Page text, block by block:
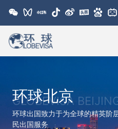
环球北京
GLOBEVISA
环球出国致力于为全球的精英阶
民出国服务